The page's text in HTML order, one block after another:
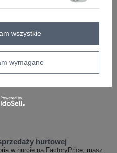
hurtowej
w hurcie na FactoryPrice, masz
wymagane
wszystkie